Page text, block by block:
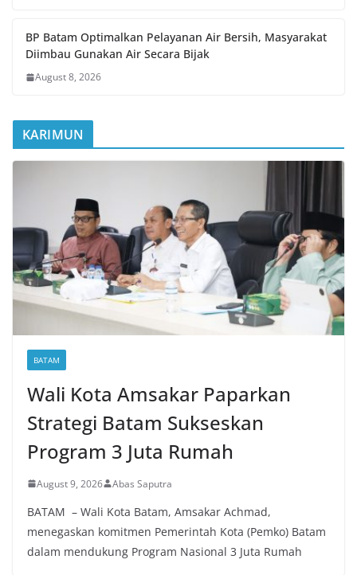
BP Batam Optimalkan Pelayanan Air Bersih, Masyarakat
Diimbau Gunakan Air Secara Bijak
August 8, 2026
KARIMUN
BATAM
Wali Kota Amsakar Paparkan
Strategi Batam Sukseskan
Program 3 Juta Rumah
August 9, 2026 Abas Saputra
BATAM – Wali Kota Batam, Amsakar Achmad,
menegaskan komitmen Pemerintah Kota (Pemko) Batam
dalam mendukung Program Nasional 3 Juta Rumah